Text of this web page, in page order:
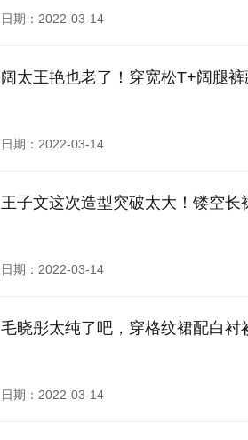
日期：2022-03-14
阔太王艳也老了！穿宽松T+阔腿
日期：2022-03-14
王子文这次造型突破太大！镂空
日期：2022-03-14
毛晓彤太纯了吧，穿格纹裙配白衬
日期：2022-03-14